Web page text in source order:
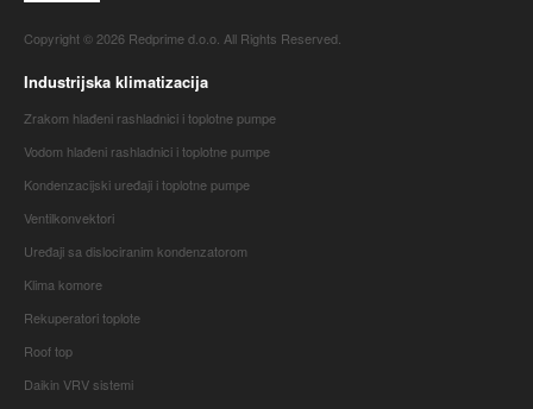
Copyright © 2026 Redprime d.o.o. All Rights Reserved.
Industrijska klimatizacija
Zrakom hlađeni rashladnici i toplotne pumpe
Vodom hlađeni rashladnici i toplotne pumpe
Kondenzacijski uređaji i toplotne pumpe
Ventilkonvektori
Uređaji sa dislociranim kondenzatorom
Klima komore
Rekuperatori toplote
Roof top
Daikin VRV sistemi